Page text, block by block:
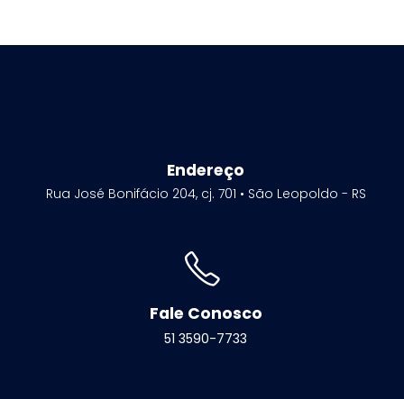
Endereço
Rua José Bonifácio 204, cj. 701 • São Leopoldo - RS
Fale Conosco
51 3590-7733